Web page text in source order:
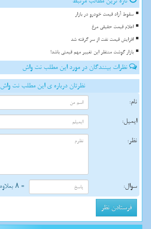
سقوط آزاد قیمت خودرو در بازار
اعلام قیمت حقیقی مرغ
افزایش قیمت نفت از سر گرفته شد
بازار گوشت منتظر این تغییر مهم قیمتی باشد!
نظرات بینندگان در مورد این مطلب نت واش
نظرتان درباره ی این مطلب نت واش
نام:
ایمیل:
نظر:
سوال: = ۸ بعلاوه ۳